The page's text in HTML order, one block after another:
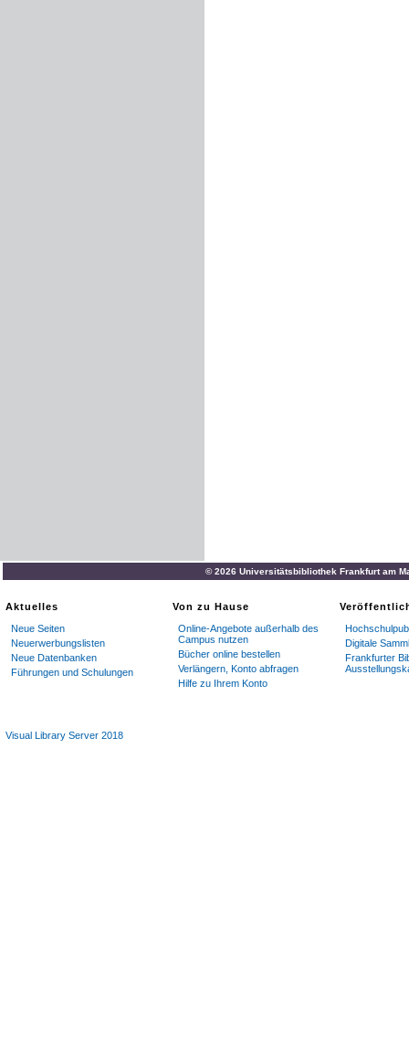
© 2026 Universitätsbibliothek Frankfurt am
Aktuelles
Neue Seiten
Neuerwerbungslisten
Neue Datenbanken
Führungen und Schulungen
Von zu Hause
Online-Angebote außerhalb des
Campus nutzen
Bücher online bestellen
Verlängern, Konto abfragen
Hilfe zu Ihrem Konto
Digitale
Frankfurter
Visual Library Server 2018